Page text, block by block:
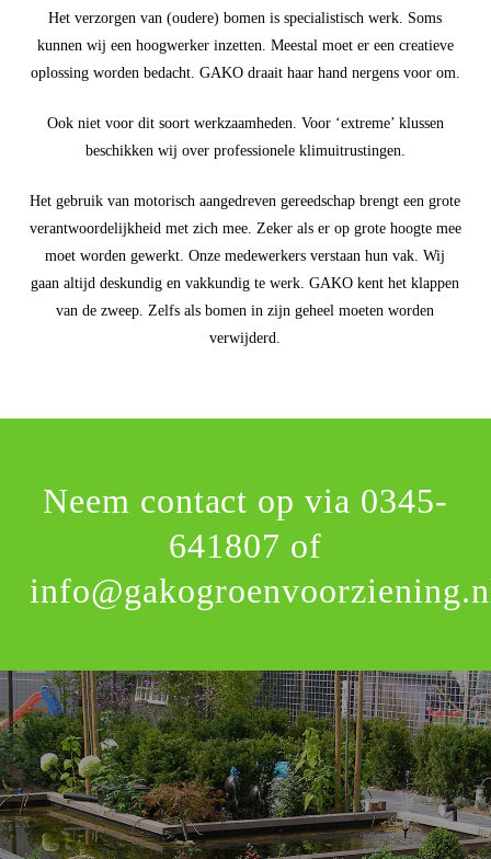
Het verzorgen van (oudere) bomen is specialistisch werk. Soms
kunnen wij een hoogwerker inzetten. Meestal moet er een creatieve
oplossing worden bedacht. GAKO draait haar hand nergens voor om.
Ook niet voor dit soort werkzaamheden. Voor ‘extreme’ klussen
beschikken wij over professionele klimuitrustingen.
Het gebruik van motorisch aangedreven gereedschap brengt een grote
verantwoordelijkheid met zich mee. Zeker als er op grote hoogte mee
moet worden gewerkt. Onze medewerkers verstaan hun vak. Wij
gaan altijd deskundig en vakkundig te werk. GAKO kent het klappen
van de zweep. Zelfs als bomen in zijn geheel moeten worden
verwijderd.
Neem contact op via 0345-
641807 of